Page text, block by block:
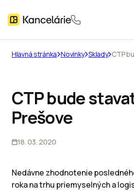
Hlavná stránka Novinky Sklady CTP
CTP bude
Prešove
18. 03. 2020
Nedávne zhodnotenie
roka na trhu priemyselných a